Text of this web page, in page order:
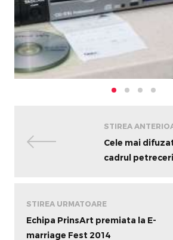
STIREA
Cele mai
cadrul
STIREA URMATOARE
Echipa PrinsArt premiata la E-
marriage Fest 2014